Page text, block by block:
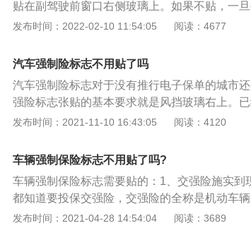
贴在副驾驶前窗口右侧玻璃上。如果不贴，一
的。汽车购买保险，首先要购买的就是强制保
制保险标志，还必须要贴另外一个机动车检验
是必须要贴的，否则被交警部门查到的话，免
须要贴的还有环保检验合格标志，不过在2020
要贴上面提到的两种标志就可以。
发布时间：2022-02-10 11:54:05 阅读：4677
汽车强制险标志不用贴了吗
汽车强制险标志对于没有推行电子保单的城市
强险标志张贴的基本要求就是风挡玻璃右上。
贴汽车强制险标志了。汽车交强险制度是通过
人提供及时和基本的保障。交强险负有更多的
故责任强制保险制度不仅有利于道路交通事故
医疗救治，而且有助于减轻交通事故肇事方的
保险所没有的强制性，机动车的所有人或者管
机动车不得上路行驶。这种强制性不仅体现在
发布时间：2021-11-10 16:43:05 阅读：4120
车辆强制保险标志不用贴了吗?
车辆强制保险标志需要贴的：1、交强险施实到
都知道要投保交强险，交强险的全称是机动车
制，国家就有一些措施来推行，比如车辆年审
发布时间：2021-04-28 14:54:04 阅读：3689